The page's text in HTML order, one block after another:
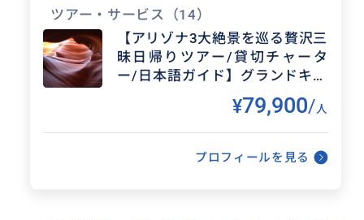
ツアー・サービス
（14）
【アリゾナ3大絶景を巡る贅沢三
昧日帰りツアー/貸切チャータ
ー/日本語ガイド】グランドキャ
ニオン国立公園、アンテロープ
キャニオン、ホースシューベン
ド、レイクパウエル、ルート6
6、セリグマン立ち寄り付き
¥79,900/人
プロフィールを見る